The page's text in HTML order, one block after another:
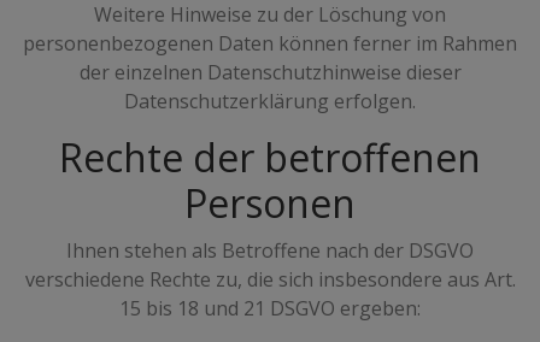
Weitere Hinweise zu der Löschung von
personenbezogenen Daten können ferner im Rahmen
der einzelnen Datenschutzhinweise dieser
Datenschutzerklärung erfolgen.
Rechte der betroffenen
Personen
Ihnen stehen als Betroffene nach der DSGVO
verschiedene Rechte zu, die sich insbesondere aus Art.
15 bis 18 und 21 DSGVO ergeben: